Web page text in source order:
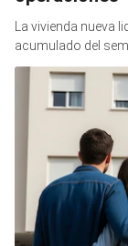
La vivienda nueva
acumulado del